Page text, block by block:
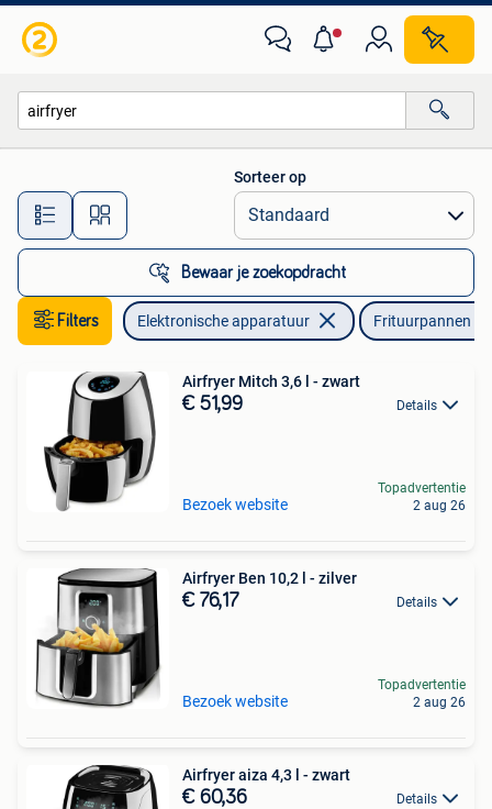
Alle afstanden…
Sorteer op
Bewaar je zoekopdracht
Filters Elektronische apparatuur Frituurpannen
Airfryer Mitch 3,6 l - zwart
€ 51,99 Details
Bezoek website
Topadvertentie
2 aug 26
Airfryer Ben 10,2 l - zilver
€ 76,17 Details
Bezoek website
Topadvertentie
2 aug 26
Airfryer aiza 4,3 l - zwart
€ 60,36 Details